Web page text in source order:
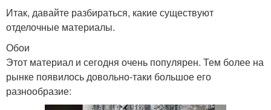
Итак, давайте разбираться, какие существуют
отделочные материалы.
Обои
Этот материал и сегодня очень популярен. Тем более на
рынке появилось довольно-таки большое его
разнообразие: